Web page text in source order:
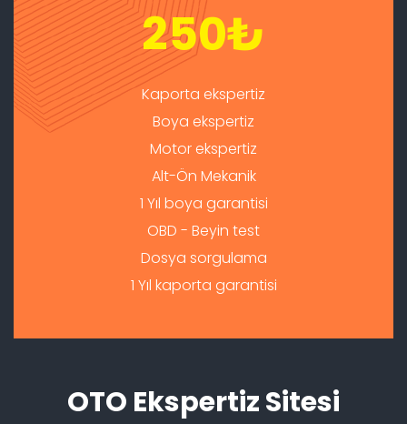
250₺
Kaporta ekspertiz
Boya ekspertiz
Motor ekspertiz
Alt-Ön Mekanik
1 Yıl boya garantisi
OBD - Beyin test
Dosya sorgulama
1 Yıl kaporta garantisi
OTO Ekspertiz Sitesi